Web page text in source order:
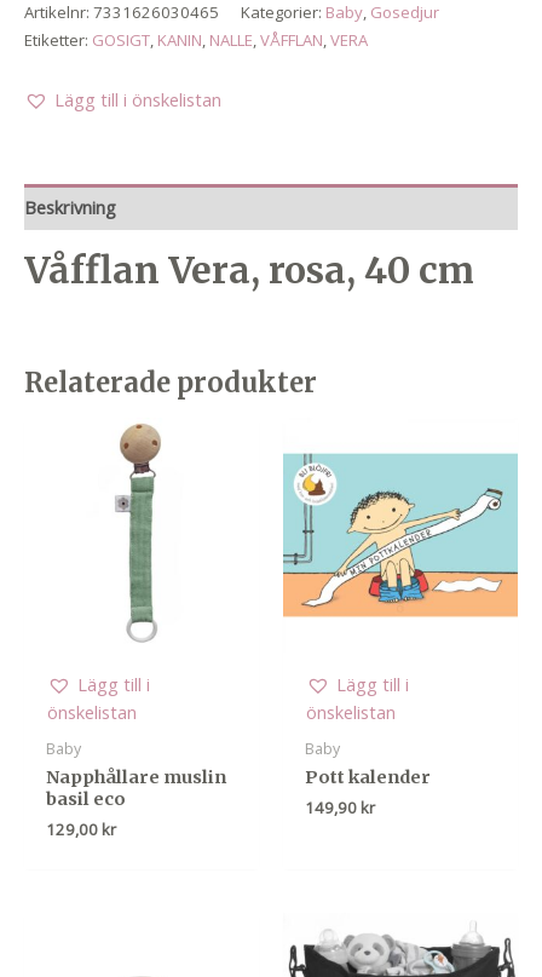
Artikelnr: 7331626030465 Kategorier: Baby, Gosedjur
Etiketter: GOSIGT, KANIN, NALLE,VÅFFLAN,VERA
Lägg till i önskelistan
Beskrivning
Våfflan Vera, rosa, 40 cm
Relaterade produkter
Lägg till i
önskelistan
Baby
Napphållare muslin
basil eco
129,00 kr
Lägg till i
önskelistan
Baby
Pott kalender
149,90 kr